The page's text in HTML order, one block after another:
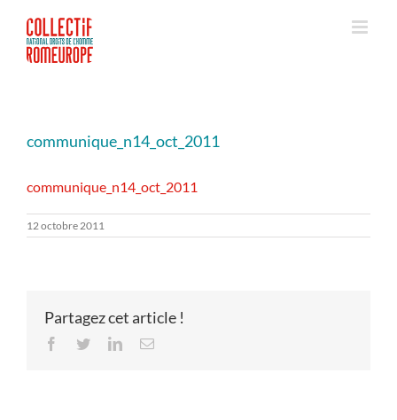
contenu
communique_n14_oct_2011
communique_n14_oct_2011
12 octobre 2011
Partagez cet article !
Facebook
TwitterLinkedInEmail